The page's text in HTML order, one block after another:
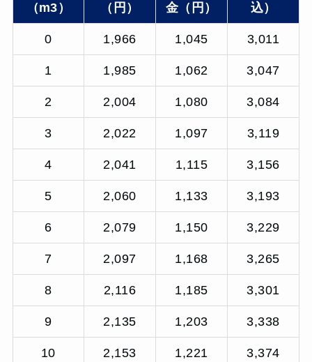
（m3）
（円）
金（円）
込）
0 1,966 1,045 3,011
1 1,985 1,062 3,047
2 2,004 1,080 3,084
3 2,022 1,097 3,119
4 2,041 1,115 3,156
5 2,060 1,133 3,193
6 2,079 1,150 3,229
7 2,097 1,168 3,265
8 2,116 1,185 3,301
9 2,135 1,203 3,338
10 2,153 1,221 3,374